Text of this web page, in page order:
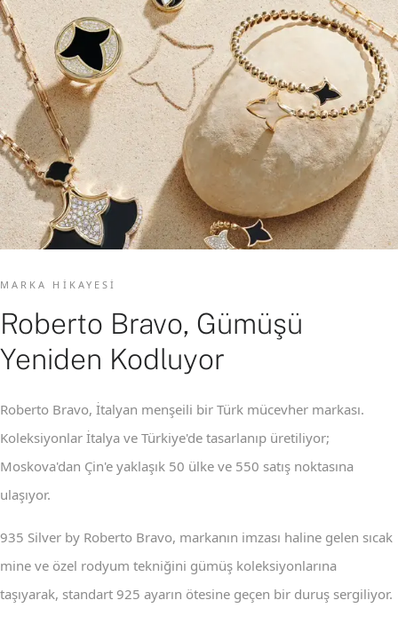
MARKA HIKAYESI
Roberto Bravo, Gümüşü
Yeniden Kodluyor
Roberto Bravo, İtalyan menşeili bir Türk mücevher markası.
Koleksiyonlar İtalya ve Türkiye'de tasarlanıp üretiliyor;
Moskova'dan Çin'e yaklaşık 50 ülke ve 550 satış noktasına
ulaşıyor.
935 Silver by Roberto Bravo, markanın imzası haline gelen sıcak
mine ve özel rodyum tekniğini gümüş koleksiyonlarına
taşıyarak, standart 925 ayarın ötesine geçen bir duruş sergiliyor.